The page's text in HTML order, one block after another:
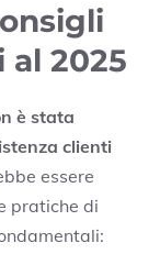
2025
è stata
clienti
essere
pratiche di